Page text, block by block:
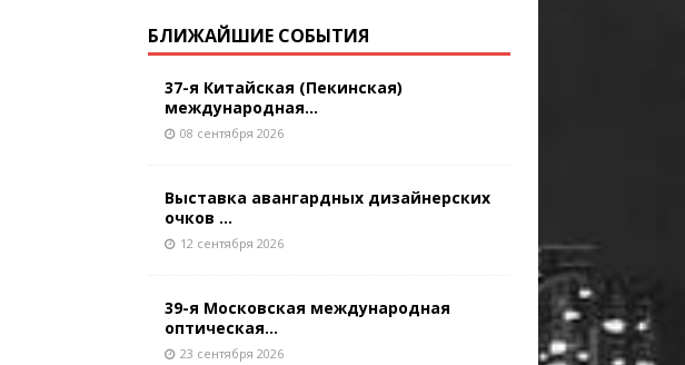
БЛИЖАЙШИЕ СОБЫТИЯ
37-я Китайская (Пекинская)
международная...
08 сентября 2026
Выставка авангардных дизайнерских
очков ...
12 сентября 2026
39-я Московская международная
оптическая...
23 сентября 2026